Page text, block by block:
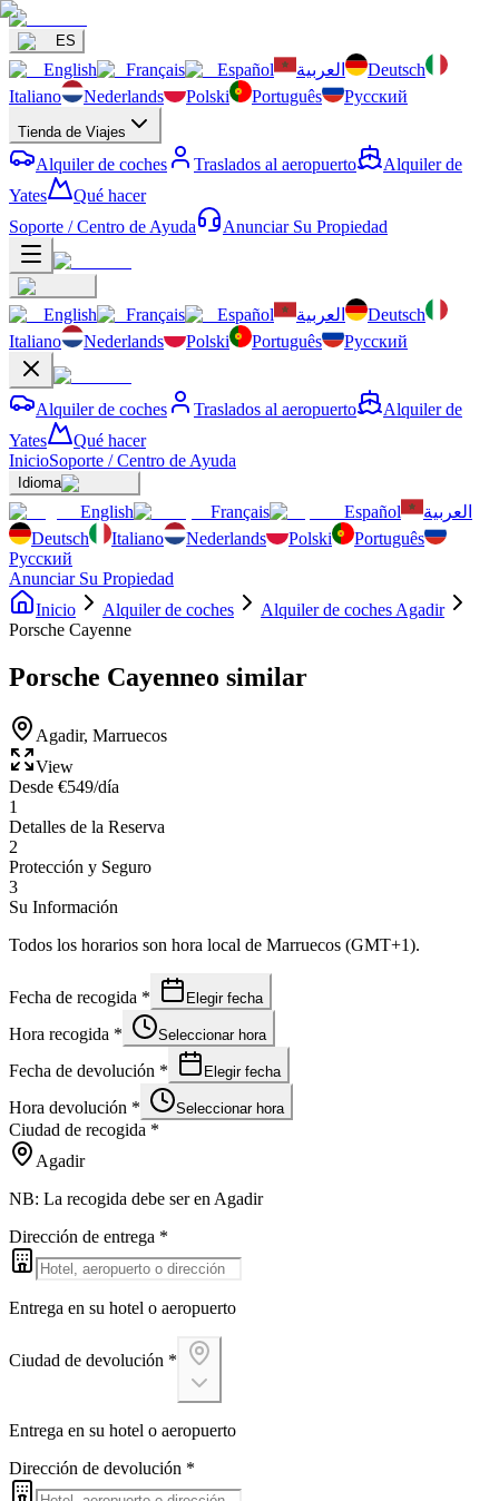
ES
English Français Español العربية
Deutsch
Italiano
Nederlands Polski Português Русский
Tienda de Viajes
Alquiler de coches Traslados al aeropuerto
Alquiler de
Yates
Qué hacer
Soporte / Centro de Ayuda
Anunciar Su Propiedad
English Français Español العربية
Deutsch
Italiano
Nederlands Polski Português Русский
Alquiler de coches Traslados al aeropuerto
Alquiler de
Yates
Qué hacer
InicioSoporte / Centro de Ayuda
Idioma
English Français Español
العربية
Deutsch
Italiano Nederlands Polski
Português
Русский
Anunciar Su Propiedad
Inicio
Alquiler de coches
Alquiler de coches Agadir
Porsche Cayenne
Porsche Cayenneo similar
Agadir, Marruecos
View
Desde €549/día
1
Detalles de la Reserva
2
Protección y Seguro
3
Su Información
Todos los horarios son hora local de Marruecos (GMT+1).
Fecha de recogida * Elegir fecha
Hora recogida * Seleccionar hora
Fecha de devolución * Elegir fecha
Hora devolución * Seleccionar hora
Ciudad de recogida *
Agadir
NB: La recogida debe ser en Agadir
Dirección de entrega *
Entrega en su hotel o aeropuerto
Ciudad de devolución *
Entrega en su hotel o aeropuerto
Dirección de devolución *